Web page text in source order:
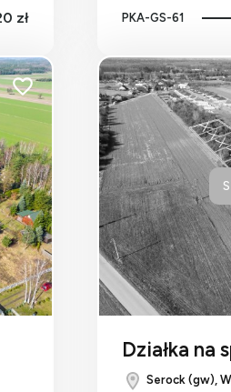
zł PKA-GS-61
Dodaj do ulubionych
Działka na
Serock (gw),